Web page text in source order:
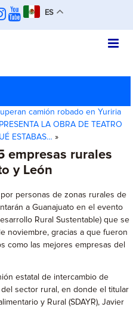
ES
camión robado en Yuriria
LA OBRA DE TEATRO
ESTABAS… »
empresas rurales
y León
personas de zonas rurales de
a Guanajuato en el evento
Rural Sustentable) que se
noviembre, gracias a que fueron
como las mejores empresas del
estatal de intercambio de
sector rural, en donde el titular
y Rural (SDAYR), Javier